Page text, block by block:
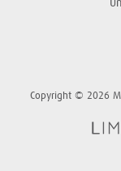
Copyright © 2026